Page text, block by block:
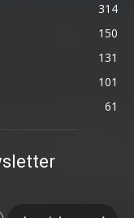
314
150
131
101
61